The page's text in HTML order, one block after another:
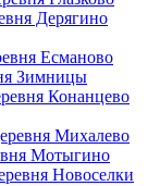
Дерягино
Есманово
Зимницы
Конанцево
Михалево
Мотыгино
Новоселки